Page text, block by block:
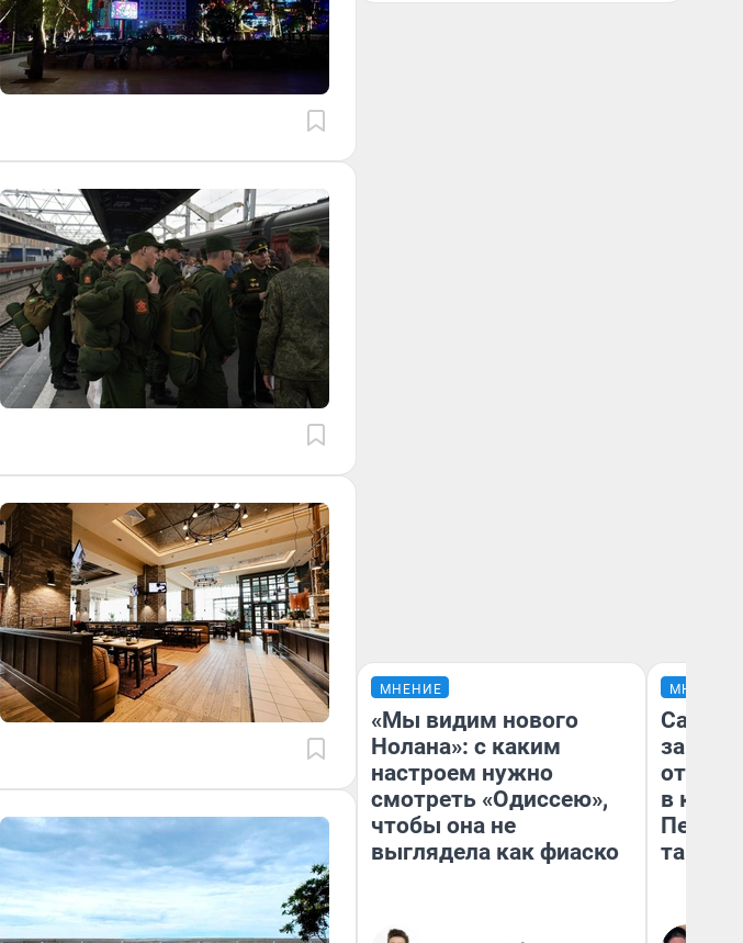
МНЕНИЕ
«Мы видим нового
Нолана»: с каким
настроем нужно
смотреть «Одиссею»,
чтобы она не
выглядела как фиаско
МНЕНИЕ
Самая
в
там